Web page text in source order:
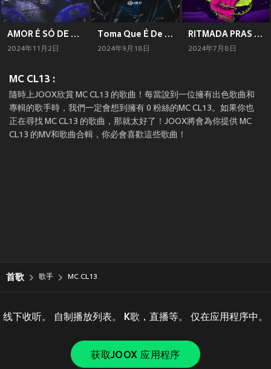
AMOR É SÓ DE MÃE (Explicit)
2024年11月2日
Toma Que É De Graça (Explicit)
2024年9月18日
RITMADA PRAS ARABIANA (Explicit)
2024年7月8日
MC CL13 :
隨時上JOOX欣賞 MC CL13 的歌曲！每當說到一位擁有出色歌曲和
專輯的歌手時，我們一定會想到擁有 0 粉絲的MC CL13。如果你也
正在尋找 MC CL13 的歌曲，那就太好了！JOOX將會為你提供 MC
CL13 的MV和歌曲合輯，你必會喜歡這些歌曲！
首歌 歌手 MC CL13
线下收听。 自制播放列表。 K歌，直播等。 仅在应用程序中。
获取JOOX 应用程序